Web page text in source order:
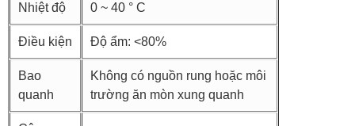
Nhiệt độ 0 ~ 40 ° C
Điều kiện Độ ẩm: <80%
Bao
quanh
Không có nguồn rung hoặc môi
trường ăn mòn xung quanh